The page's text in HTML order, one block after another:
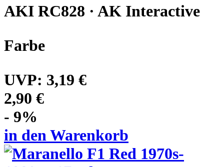
AKI RC828 · AK Interactive
Farbe
UVP: 3,19 €
2,90 €
- 9%
in den Warenkorb